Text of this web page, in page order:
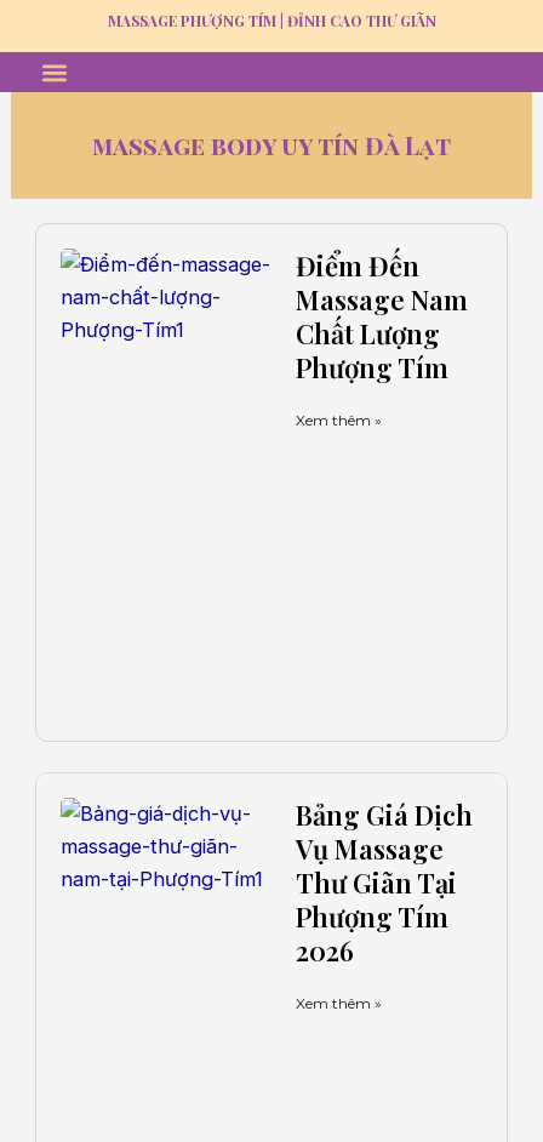
to
content
MASSAGE PHƯỢNG TÍM | ĐỈNH CAO THƯ GIÃN
Menu
massage body uy tín Đà Lạt
Điểm Đến
Massage Nam
Chất Lượng
Phượng Tím
Xem thêm »
Bảng Giá Dịch
Vụ Massage
Thư Giãn Tại
Phượng Tím
2026
Xem thêm »